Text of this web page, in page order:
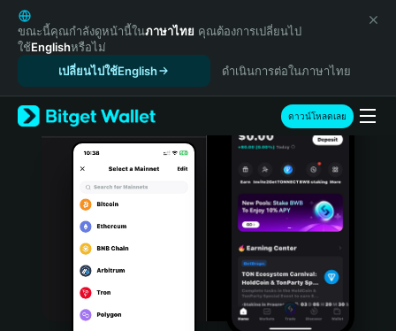
English
日本語
Tiếng Việt
Español (Latinoamérica)
Türkçe
Italiano
Português (Portugal)
Bahasa Indonesia
ขณะนี้คุณกำลังดูหน้านี้ในภาษาไทย คุณต้องการเปลี่ยนไป
ใช้Englishหรือไม่
เปลี่ยนไปใช้English
ดำเนินการต่อในภาษาไทย
ดาวน์โหลดเลย